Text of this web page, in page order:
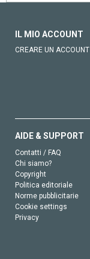
IL MIO ACCOUNT
CREARE UN ACCOUNT
AIDE & SUPPORT
Contatti / FAQ
Chi siamo?
Copyright
Politica editoriale
Norme pubblicitarie
Cookie settings
Privacy